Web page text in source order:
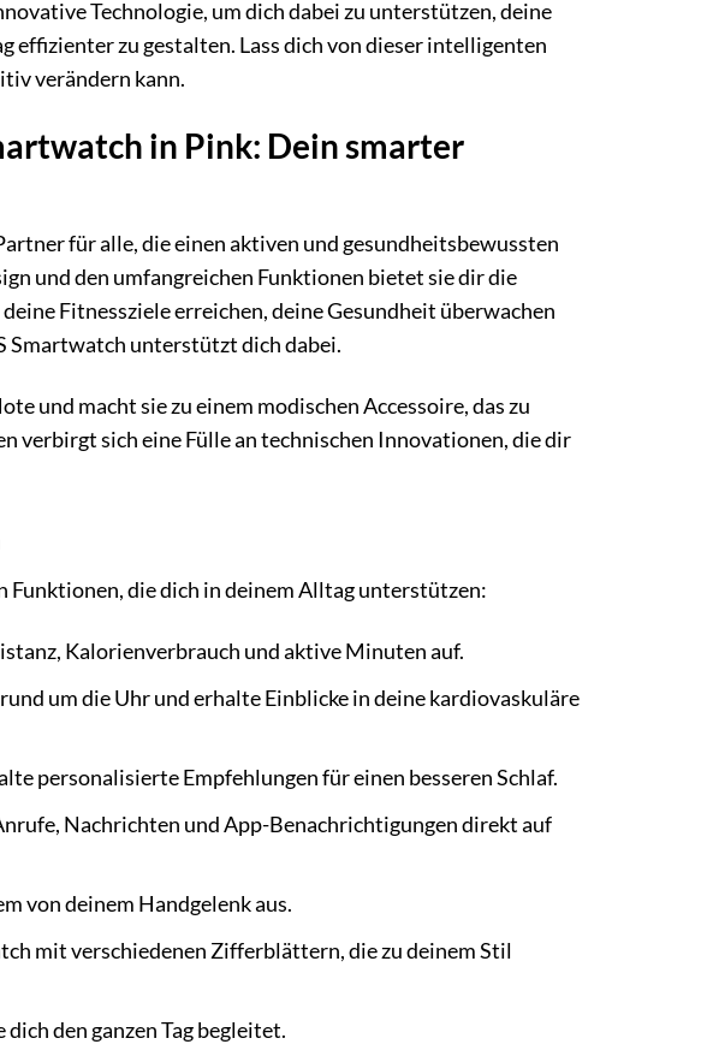
Technologie, um dich dabei zu unterstützen, deine
effizienter zu gestalten. Lass dich von dieser intelligenten
verändern kann.
in Pink: Dein smarter
für alle, die einen aktiven und gesundheitsbewussten
und den umfangreichen Funktionen bietet sie dir die
Fitnessziele erreichen, deine Gesundheit überwachen
Smartwatch unterstützt dich dabei.
und macht sie zu einem modischen Accessoire, das zu
verbirgt sich eine Fülle an technischen Innovationen, die dir
Funktionen, die dich in deinem Alltag unterstützen:
Kalorienverbrauch und aktive Minuten auf.
um die Uhr und erhalte Einblicke in deine kardiovaskuläre
personalisierte Empfehlungen für einen besseren Schlaf.
Nachrichten und App-Benachrichtigungen direkt auf
von deinem Handgelenk aus.
mit verschiedenen Zifferblättern, die zu deinem Stil
den ganzen Tag begleitet.